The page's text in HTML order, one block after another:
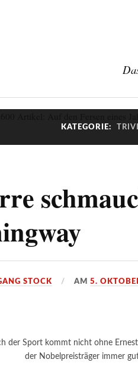
KATEGORIE:
STOCK AM5.
der Sport kommt nicht ohne
der Nobelpreisträger immer